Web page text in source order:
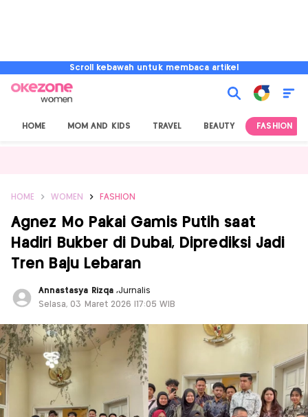
Scroll kebawah untuk membaca artikel
HOME MOM AND KIDS TRAVEL BEAUTY FASHION
HOME WOMEN FASHION
Agnez Mo Pakai Gamis Putih saat
Hadiri Bukber di Dubai, Diprediksi Jadi
Tren Baju Lebaran
Annastasya Rizqa ,Jurnalis
Selasa, 03 Maret 2026 |17:05 WIB